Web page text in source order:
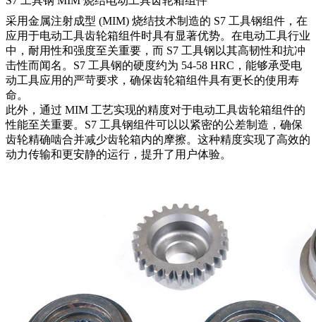
采用金属注射成型 (MIM) 烧结技术制造的 S7 工具钢组件，在
应用于电动工具齿轮箱组件时具有显著优势。在电动工具行业
中，耐用性和强度至关重要，而 S7 工具钢以其高韧性和抗冲
击性而闻名。S7 工具钢的硬度约为 54-58 HRC，能够承受电
动工具应用的严苛要求，确保齿轮箱组件具有更长的使用寿
命。
此外，通过 MIM 工艺实现的精度对于电动工具齿轮箱组件的
性能至关重要。S7 工具钢组件可以以紧密的公差制造，确保
齿轮精确啮合并减少齿轮箱内的摩擦。这种精度实现了高效的
动力传输和更安静的运行，提升了用户体验。